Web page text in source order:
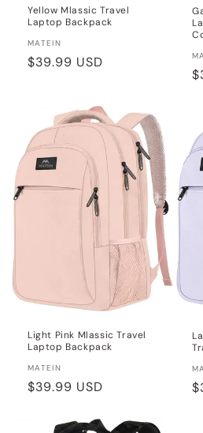
Yellow Mlassic Travel
Laptop Backpack
Distributeur :
MATEIN
Prix
$39.99 USD
Light Pink Mlassic Travel
Laptop Backpack
Distributeur :
MATEIN
Prix
$39.99 USD